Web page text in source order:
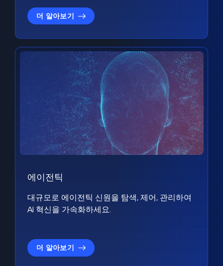
더 알아보기
에이전틱
대규모로 에이전틱 신원을 탐색, 제어, 관리하여
AI 혁신을 가속화하세요.
더 알아보기